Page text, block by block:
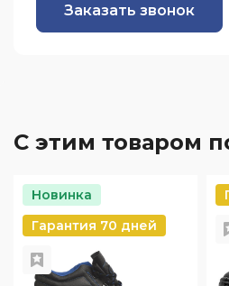
Заказать звонок
С этим товаром
Новинка
Гарантия 70 дней